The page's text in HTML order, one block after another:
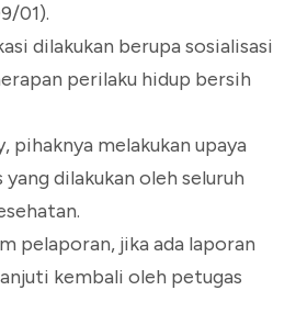
01).
dilakukan berupa sosialisasi
perilaku hidup bersih
pihaknya melakukan upaya
dilakukan oleh seluruh
pelaporan, jika ada laporan
kembali oleh petugas